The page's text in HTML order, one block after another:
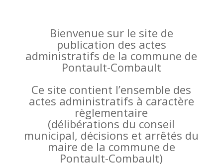
Bienvenue sur le site de
publication des actes
administratifs de la commune de
Pontault-Combault
Ce site contient l’ensemble des
actes administratifs à caractère
règlementaire
(délibérations du conseil
municipal, décisions et arrêtés du
maire de la commune de
Pontault-Combault)